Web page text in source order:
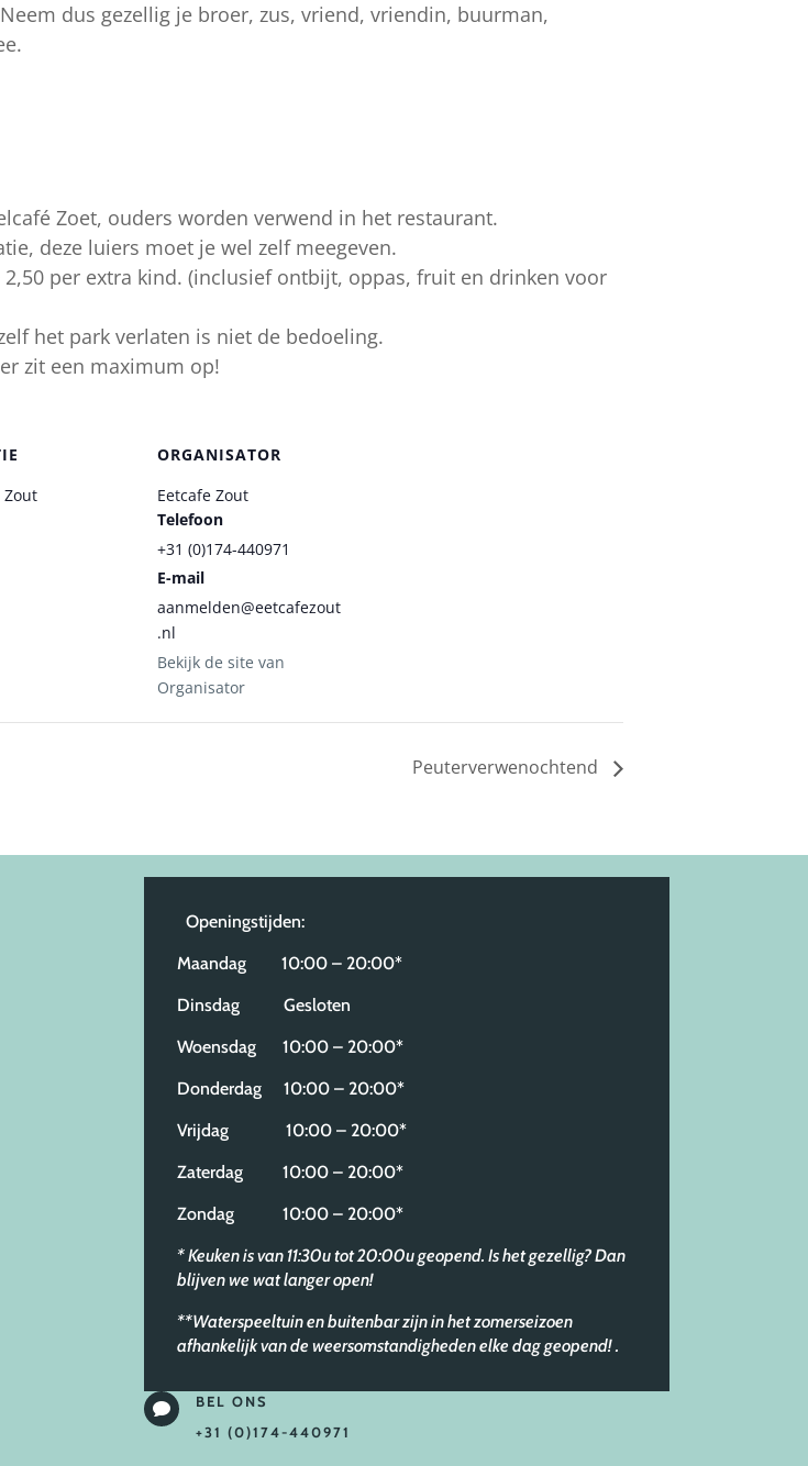
dus gezellig je broer, zus, vriend, vriendin, buurman,
Zoet, ouders worden verwend in het restaurant.
deze luiers moet je wel zelf meegeven.
per extra kind. (inclusief ontbijt, oppas, fruit en drinken voor
het park verlaten is niet de bedoeling.
zit een maximum op!
Zout
ORGANISATOR
Eetcafe Zout
Telefoon
+31 (0)174-440971
E-mail
aanmelden@eetcafezout
.nl
Bekijk de site van
Organisator
Peuterverwenochtend
Openingstijden:
Maandag 10:00 – 20:00*
Dinsdag Gesloten
Woensdag 10:00 – 20:00*
Donderdag 10:00 – 20:00*
Vrijdag 10:00 – 20:00*
Zaterdag 10:00 – 20:00*
Zondag 10:00 – 20:00*
* Keuken is van 11:30u tot 20:00u geopend. Is het gezellig? Dan
blijven we wat langer open!
**Waterspeeltuin en buitenbar zijn in het zomerseizoen
afhankelijk van de weersomstandigheden elke dag geopend! .

BEL ONS
+31 (0)174-440971